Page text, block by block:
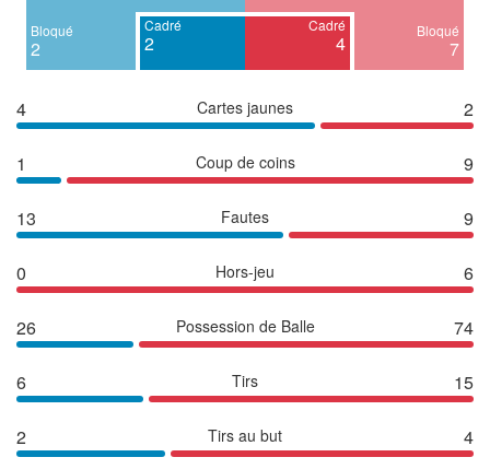
Bloqué
2
Cadré
2
Cadré
4
Bloqué
7
4 Cartes jaunes 2
1 Coup de coins 9
13 Fautes 9
0 Hors-jeu 6
26 Possession de Balle 74
6 Tirs 15
2 Tirs au but 4